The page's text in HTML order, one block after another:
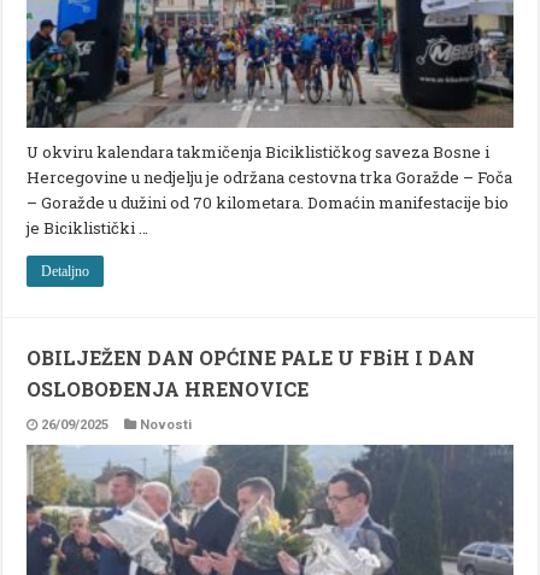
U okviru kalendara takmičenja Biciklističkog saveza Bosne i
Hercegovine u nedjelju je održana cestovna trka Goražde – Foča
– Goražde u dužini od 70 kilometara. Domaćin manifestacije bio
je Biciklistički …
Detaljno
OBILJEŽEN DAN OPĆINE PALE U FBiH I DAN
OSLOBOÐENJA HRENOVICE
26/09/2025 Novosti